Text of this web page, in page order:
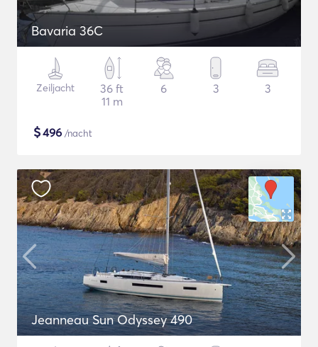
Bavaria 36C
Zeiljacht
36 ft
11 m
6 3 3
$496 /nacht
Jeanneau Sun Odyssey 490